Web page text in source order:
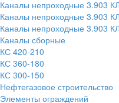
Каналы непроходные 3.903
Каналы непроходные 3.903
Каналы непроходные 3.903
Каналы сборные
КС 420-210
КС 360-180
КС 300-150
Нефтегазовое строительство
Элементы ограждений